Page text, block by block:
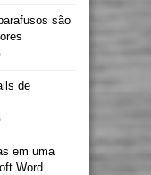
são
de
em uma
Word